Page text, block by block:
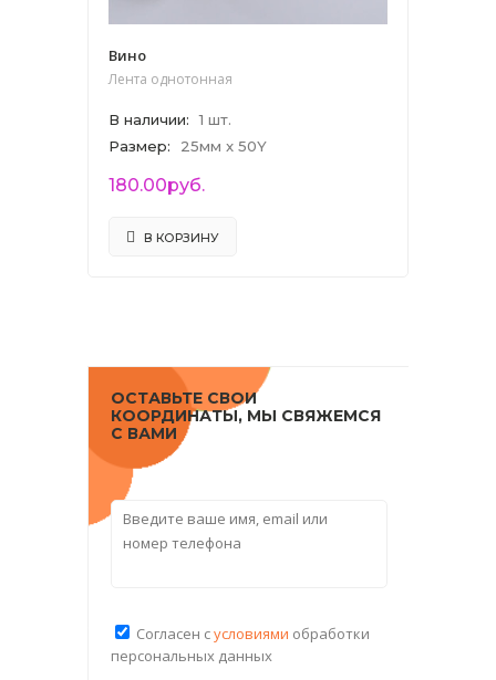
Вино
Лента однотонная
В наличии:
1 шт.
Размер: 25мм x 50Y
180.00руб.
В КОРЗИНУ
ОСТАВЬТЕ СВОИ
КООРДИНАТЫ, МЫ СВЯЖЕМСЯ
С ВАМИ
Согласен сусловиями обработки
персональных данных